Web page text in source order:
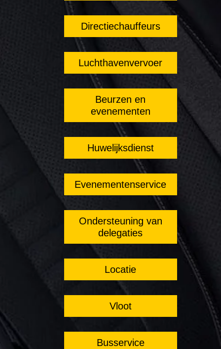
Directiechauffeurs
Luchthavenvervoer
Beurzen en
evenementen
Huwelijksdienst
Evenementenservice
Ondersteuning van
delegaties
Locatie
Vloot
Busservice